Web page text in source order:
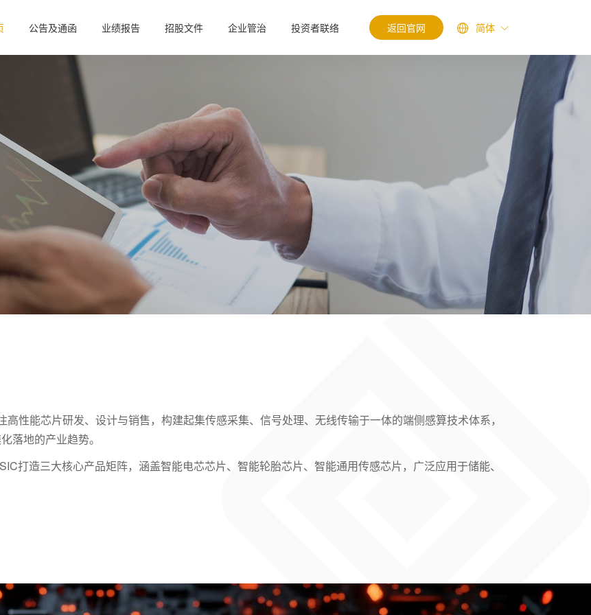
公告及通函 业绩报告 招股文件 企业管治 投资者联络 返回官网 简体
性能芯片研发、设计与销售，构建起集传感采集、信号处理、无线传输于一体的端侧感算技术体系，
落地的产业趋势。
打造三大核心产品矩阵，涵盖智能电芯芯片、智能轮胎芯片、智能通用传感芯片，广泛应用于储能、